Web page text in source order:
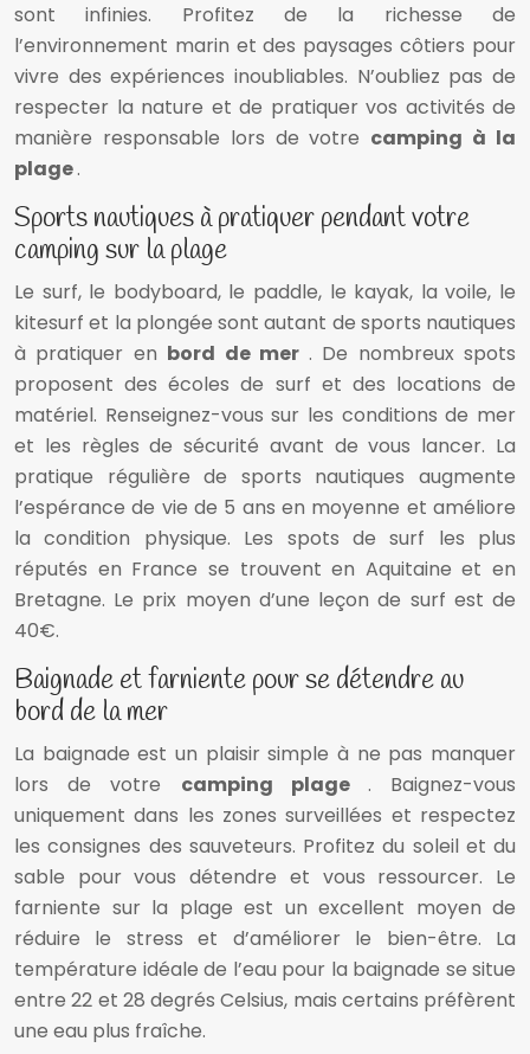
sont infinies. Profitez de la richesse de
l’environnement marin et des paysages côtiers pour
vivre des expériences inoubliables. N’oubliez pas de
respecter la nature et de pratiquer vos activités de
manière responsable lors de votre camping à la
plage.
Sports nautiques à pratiquer pendant votre
camping sur la plage
Le surf, le bodyboard, le paddle, le kayak, la voile, le
kitesurf et la plongée sont autant de sports nautiques
à pratiquer en bord de mer . De nombreux spots
proposent des écoles de surf et des locations de
matériel. Renseignez-vous sur les conditions de mer
et les règles de sécurité avant de vous lancer. La
pratique régulière de sports nautiques augmente
l’espérance de vie de 5 ans en moyenne et améliore
la condition physique. Les spots de surf les plus
réputés en France se trouvent en Aquitaine et en
Bretagne. Le prix moyen d’une leçon de surf est de
40€.
Baignade et farniente pour se détendre au
bord de la mer
La baignade est un plaisir simple à ne pas manquer
lors de votre camping plage . Baignez-vous
uniquement dans les zones surveillées et respectez
les consignes des sauveteurs. Profitez du soleil et du
sable pour vous détendre et vous ressourcer. Le
farniente sur la plage est un excellent moyen de
réduire le stress et d’améliorer le bien-être. La
température idéale de l’eau pour la baignade se situe
entre 22 et 28 degrés Celsius, mais certains préfèrent
une eau plus fraîche.